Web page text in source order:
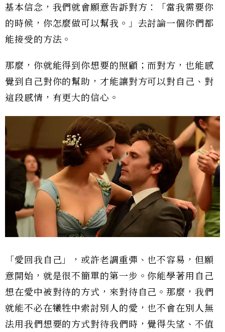
基本信念，我們就會願意告訴對方：「當我需要你
的時候，你怎麼做可以幫我。」去討論一個你們都
能接受的方法。
那麼，你就能得到你想要的照顧；而對方，也能感
覺到自己對你的幫助，才能讓對方可以對自己、對
這段感情，有更大的信心。
「愛回我自己」，或許老調重彈、也不容易，但願
意開始，就是很不簡單的第一步。你能學著用自己
想在愛中被對待的方式，來對待自己。那麼，我們
就能不必在犧牲中索討別人的愛，也不會在別人無
法用我們想要的方式對待我們時，覺得失望、不值